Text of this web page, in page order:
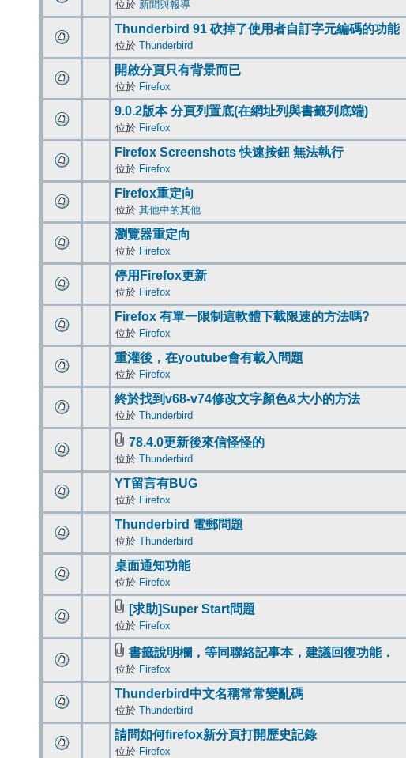
位於 新聞與報導
Thunderbird 91 砍掉了使用者自訂字元編碼的功能
位於 Thunderbird
開啟分頁只有背景而已
位於 Firefox
9.0.2版本 分頁列置底(在網址列與書籤列底端)
位於 Firefox
Firefox Screenshots 快速按鈕 無法執行
位於 Firefox
Firefox重定向
位於 其他中的其他
瀏覽器重定向
位於 Firefox
停用Firefox更新
位於 Firefox
Firefox 有單一限制這軟體下載限速的方法嗎?
位於 Firefox
重灌後，在youtube會有載入問題
位於 Firefox
終於找到v68-v74修改文字顏色&大小的方法
位於 Thunderbird
78.4.0更新後來信怪怪的
位於 Thunderbird
YT留言有BUG
位於 Firefox
Thunderbird 電郵問題
位於 Thunderbird
桌面通知功能
位於 Firefox
[求助]Super Start問題
位於 Firefox
書籤說明欄，等同聯絡記事本，建議回復功能．
位於 Firefox
Thunderbird中文名稱常常變亂碼
位於 Thunderbird
請問如何firefox新分頁打開歷史記錄
位於 Firefox